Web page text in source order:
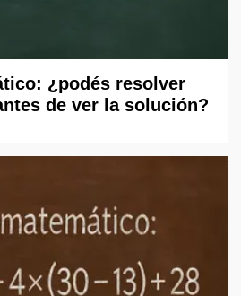
¿podés resolver
de ver la solución?